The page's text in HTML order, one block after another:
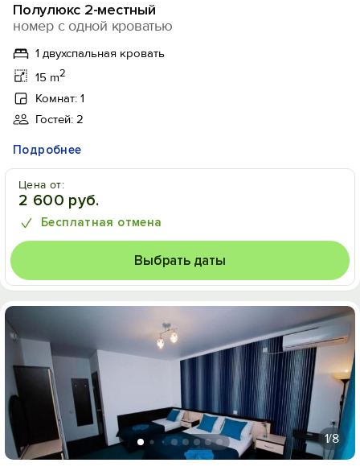
Полулюкс 2-местный
номер с одной кроватью
1 двухспальная кровать
15 m2
Комнат: 1
Гостей: 2
Подробнее
Цена от:
2 600 руб.
Бесплатная отмена
Выбрать даты
1/8